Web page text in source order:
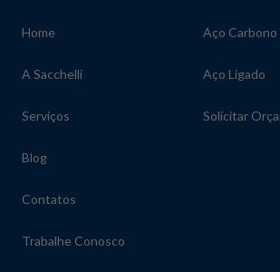
Home
A Sacchelli
Serviços
Blog
Contatos
Trabalhe Conosco
Aço Carbono
Aço Ligado
Solicitar